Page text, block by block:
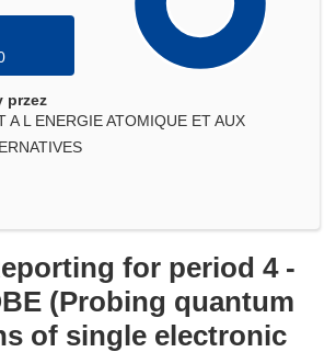
przez
A L ENERGIE ATOMIQUE ET AUX
for period 4 -
(Probing quantum
of single electronic